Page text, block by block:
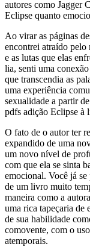
autores como Jagger
Eclipse quanto
Ao virar as páginas
encontrei atraído pelo
e as lutas que elas
lia, senti uma
que transcendia as
uma experiência
sexualidade a partir
pdfs adição Eclipse à
O fato de o autor ter
expandido de uma
um novo nível de
com que ela se sinta
emocional. Você já se
de um livro muito
maneira como a
uma rica tapeçaria de
de sua habilidade
comovente, com o
atemporais.